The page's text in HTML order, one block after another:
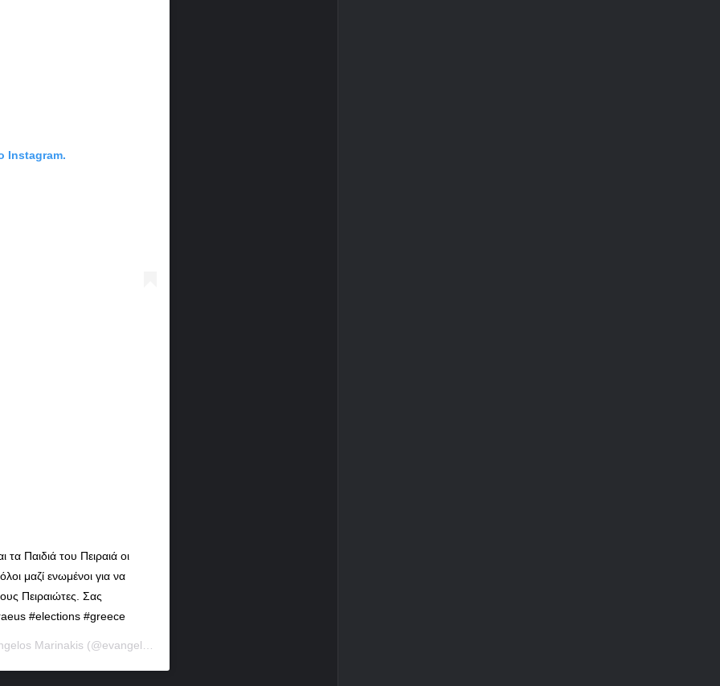
Instagram.
τα Παιδιά του Πειραιά οι
μαζί ενωμένοι για να
Πειραιώτες. Σας
#elections #greece
Marinakis (@evangelos.marinakis) στις 26 Μάι, 2019 στις 5:35 πμ PDT